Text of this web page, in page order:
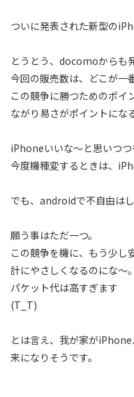
ついに発表された新型の
とうとう、docomoからも
今回の販売数は、どこが一
この競争に勝つためのポイ
ながり易さがポイントにな
iPhoneいいな〜と思いつ
今度機種変するときは、
でも、androidで不自由は
願う事はただ一つ。
この競争を機に、もう少し
計にやさしくなるのにな〜。
パケット代は高すぎます
(T_T)
とは言え、我が家が
来になりそうです。